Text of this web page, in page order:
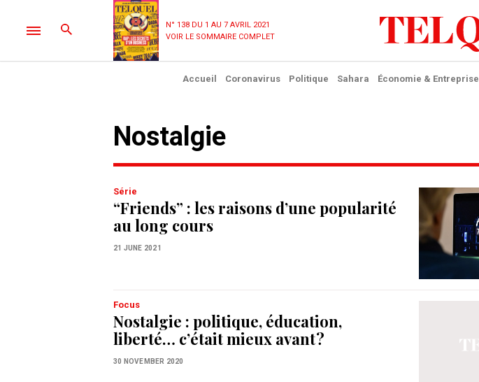
N° 138 DU 1 AU 7 AVRIL 2021
VOIR LE SOMMAIRE COMPLET
Accueil Coronavirus Politique Sahara Économie & Entreprise
nostalgie
Série
“Friends” : les raisons d’une popularité
au long cours
21 JUNE 2021
Focus
Nostalgie : politique, éducation,
liberté… c’était mieux avant ?
30 NOVEMBER 2020